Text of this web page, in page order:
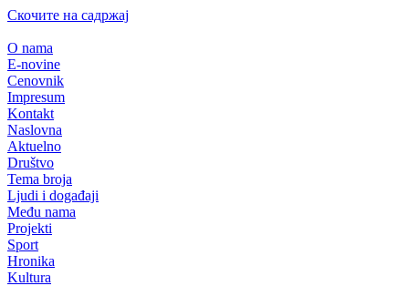
Скочите на садржај
O nama
E-novine
Cenovnik
Impresum
Kontakt
Naslovna
Aktuelno
Društvo
Tema broja
Ljudi i događaji
Među nama
Projekti
Sport
Hronika
Kultura